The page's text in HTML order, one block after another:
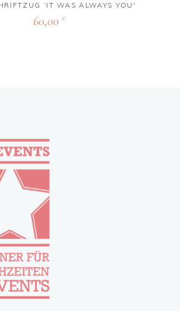
‘IT WAS ALWAYS YOU'
60,00 €